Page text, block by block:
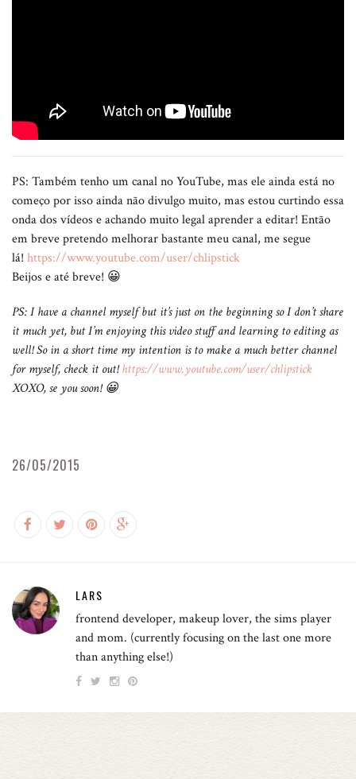
PS: Também tenho um canal no YouTube, mas ele ainda está no
começo por isso ainda não divulgo muito, mas estou curtindo essa
onda dos vídeos e achando muito legal aprender a editar! Então
em breve pretendo melhorar bastante meu canal, me segue
lá! https://www.youtube.com/user/chlipstick
Beijos e até breve! 😀
PS: I have a channel myself but it’s just on the beginning so I don’t share
it much yet, but I’m enjoying this video stuff and learning to editing as
well! So in a short time my intention is to make a much better channel
for myself, check it out!https://www.youtube.com/user/chlipstick
XOXO, se you soon! 😀
26/05/2015
LARS
frontend developer, makeup lover, the sims player
and mom. (currently focusing on the last one more
than anything else!)